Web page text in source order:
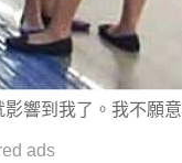
響到我了。我不願
ads